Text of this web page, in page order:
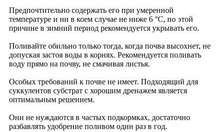
Предпочтительно содержать его при умеренной
температуре и ни в коем случае не ниже 6 °C, по этой
причине в зимний период рекомендуется укрывать его.
Поливайте обильно только тогда, когда почва высохнет, не
допуская застоя воды в корнях. Рекомендуется поливать
воду прямо на почву, не смачивая листья.
Особых требований к почве не имеет. Подходящий для
суккулентов субстрат с хорошим дренажем является
оптимальным решением.
Они не нуждаются в частых подкормках, достаточно
разбавлять удобрение поливом один раз в год.